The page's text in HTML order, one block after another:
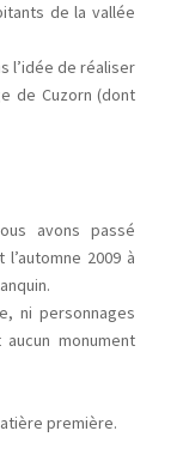
de la vallée
l’idée de réaliser
de Cuzorn (dont
avons passé
2009 à
ni personnages
monument
première.